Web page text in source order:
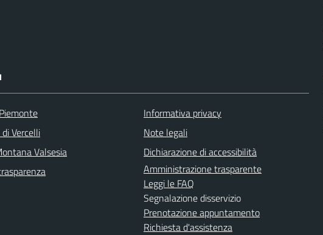
Vercelli
Valsesia
Informativa privacy
Note legali
Dichiarazione di accessibilità
Amministrazione trasparente
Leggi le FAQ
Segnalazione disservizio
Prenotazione appuntamento
Richiesta d'assistenza